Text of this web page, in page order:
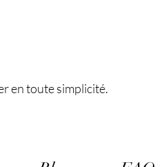
en toute simplicité.